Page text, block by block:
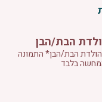
הבת/הבן
הבת/הבן* התמונה
בלבד